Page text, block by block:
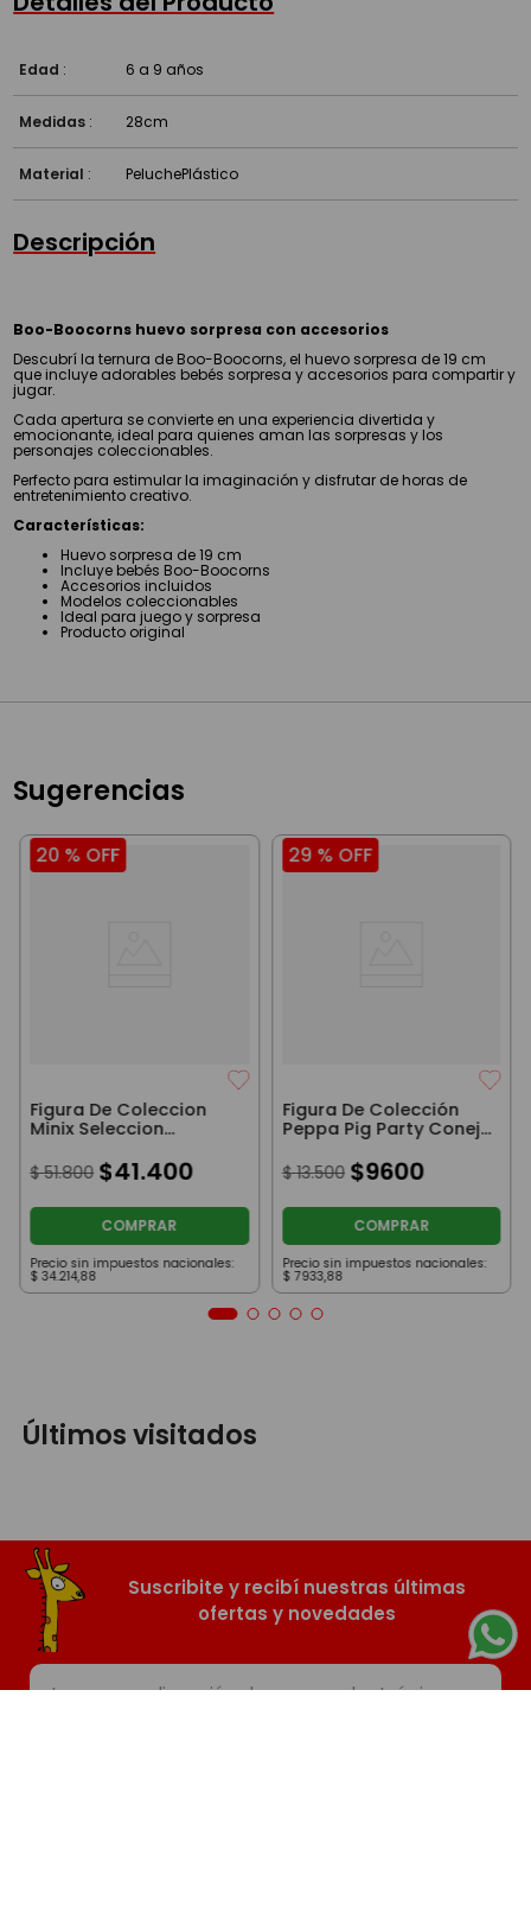
Edad : 6 a 9 años
Medidas : 28cm
Material : PeluchePlástico
Descripción
Boo-Boocorns huevo sorpresa con accesorios
Descubrí la ternura de Boo-Boocorns, el huevo sorpresa de 19 cm
que incluye adorables bebés sorpresa y accesorios para compartir y
jugar.
Cada apertura se convierte en una experiencia divertida y
emocionante, ideal para quienes aman las sorpresas y los
personajes coleccionables.
Perfecto para estimular la imaginación y disfrutar de horas de
entretenimiento creativo.
Características:
Huevo sorpresa de 19 cm
Incluye bebés Boo-Boocorns
Accesorios incluidos
Modelos coleccionables
Ideal para juego y sorpresa
Producto original
Sugerencias
20 % OFF
Figura De Coleccion
Minix Seleccion
$ 51.800 $41.400
COMPRAR
Precio sin impuestos nacionales:
$ 34.214,88
29 % OFF
Figura De Colección
Peppa Pig Party Conejo
8Cm
$ 13.500 $9600
COMPRAR
Precio sin impuestos nacionales:
$ 7933,88
Últimos visitados
Suscribite y recibí nuestras últimas
ofertas y novedades